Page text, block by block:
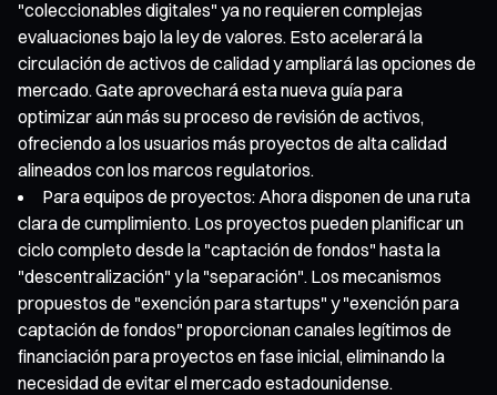
"coleccionables digitales" ya no requieren complejas
evaluaciones bajo la ley de valores. Esto acelerará la
circulación de activos de calidad y ampliará las opciones de
mercado. Gate aprovechará esta nueva guía para
optimizar aún más su proceso de revisión de activos,
ofreciendo a los usuarios más proyectos de alta calidad
alineados con los marcos regulatorios.
Para equipos de proyectos: Ahora disponen de una ruta
clara de cumplimiento. Los proyectos pueden planificar un
ciclo completo desde la "captación de fondos" hasta la
"descentralización" y la "separación". Los mecanismos
propuestos de "exención para startups" y "exención para
captación de fondos" proporcionan canales legítimos de
financiación para proyectos en fase inicial, eliminando la
necesidad de evitar el mercado estadounidense.